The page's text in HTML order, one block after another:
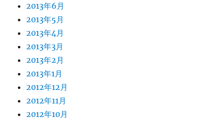
2013年6月
2013年5月
2013年4月
2013年3月
2013年2月
2013年1月
2012年12月
2012年11月
2012年10月